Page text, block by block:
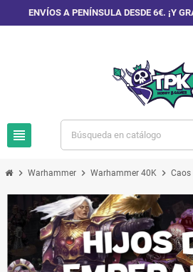
ENVÍOS A PENÍNSULA DESDE 6€. ¡Y
view_headline
chevron_right Warhammer chevron_right Warhammer 40K chevron_right Caos